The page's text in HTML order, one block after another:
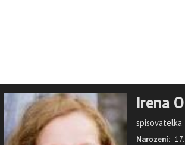
Irena
spisovatelka
Narození: